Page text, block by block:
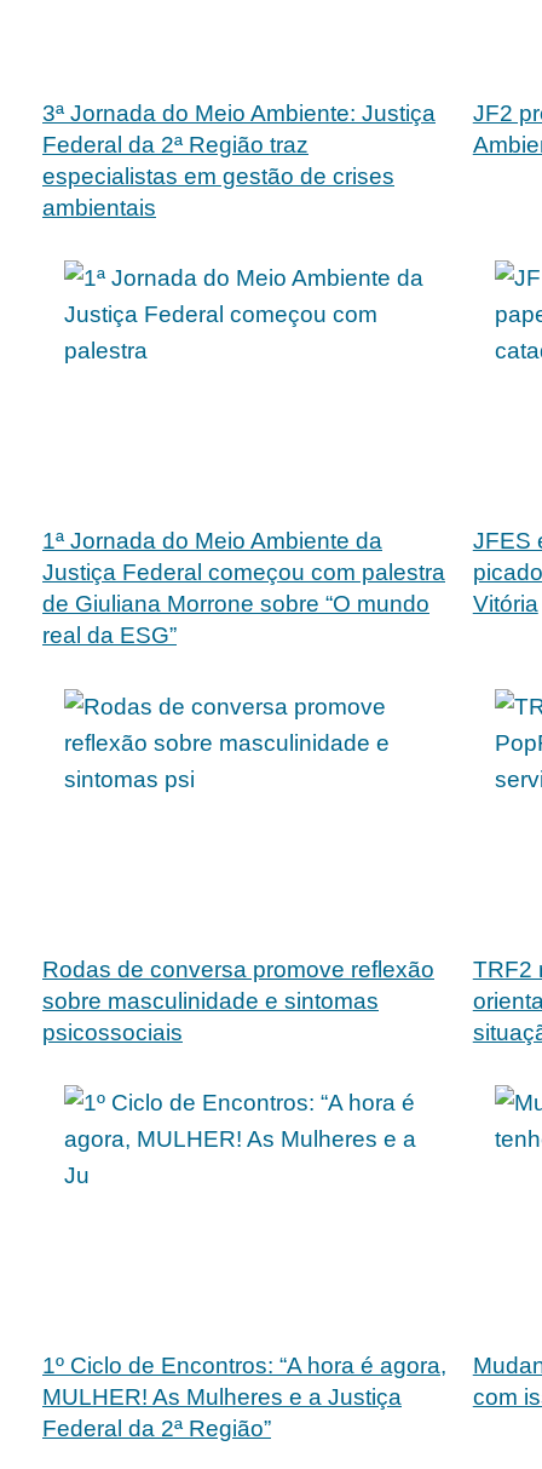
3ª Jornada do Meio Ambiente: Justiça
Federal da 2ª Região traz
especialistas em gestão de crises
ambientais
JF2
1ª Jornada do Meio Ambiente da
Justiça Federal começou com palestra
de Giuliana Morrone sobre “O mundo
real da ESG”
JFES
Vitória
Rodas de conversa promove reflexão
sobre masculinidade e sintomas
psicossociais
TRF2
1º Ciclo de Encontros: “A hora é agora,
MULHER! As Mulheres e a Justiça
Federal da 2ª Região”
com